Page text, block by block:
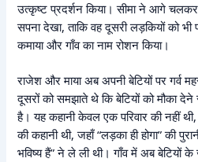
उत्कृष्ट प्रदर्शन किया। सीमा ने आगे
सपना देखा, ताकि वह दूसरी लड़कियों को
कमाया और गाँव का नाम रोशन किया।
राजेश और माया अब अपनी बेटियों पर
दूसरों को समझाते थे कि बेटियों को मौका
है। यह कहानी केवल एक परिवार की नहीं
की कहानी थी, जहाँ “लड़का ही होगा” की
भविष्य हैं” ने ले ली थी। गाँव में अब बेटियों के